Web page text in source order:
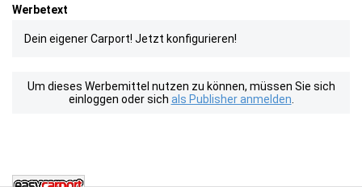
Werbetext
Dein eigener Carport! Jetzt konfigurieren!
Um dieses Werbemittel nutzen zu können, müssen Sie sich
einloggen oder sich als Publisher anmelden